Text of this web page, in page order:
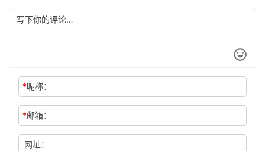
*昵称：
*邮箱：
网址：